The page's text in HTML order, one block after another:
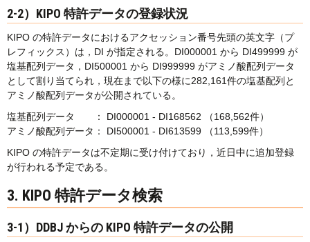
2-2）KIPO 特許データの登録状況
KIPO の特許データにおけるアクセッション番号先頭の英文字（プ
レフィックス）は，DI が指定される。DI000001 から DI499999 が
塩基配列データ，DI500001 から DI999999 がアミノ酸配列データ
として割り当てられ，現在まで以下の様に282,161件の塩基配列と
アミノ酸配列データが公開されている。
塩基配列データ ： DI000001 - DI168562 （168,562件）
アミノ酸配列データ： DI500001 - DI613599 （113,599件）
KIPO の特許データは不定期に受け付けており，近日中に追加登録
が行われる予定である。
3. KIPO 特許データ検索
3-1）DDBJ からの KIPO 特許データの公開